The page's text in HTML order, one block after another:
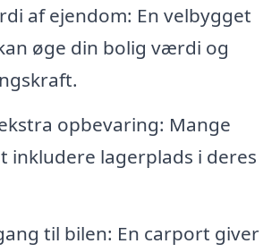
af ejendom: En velbygget
øge din bolig værdi og
opbevaring: Mange
inkludere lagerplads i deres
til bilen: En carport giver